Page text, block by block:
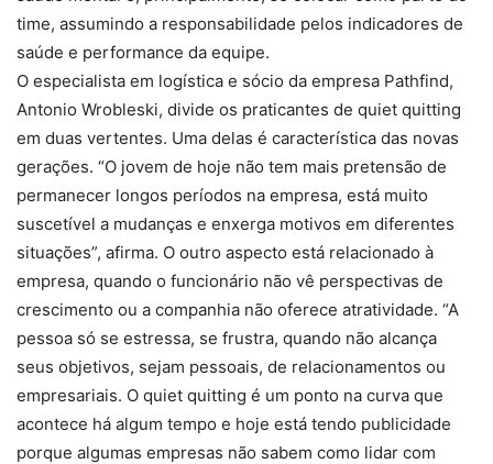
time, assumindo a responsabilidade pelos indicadores de
saúde e performance da equipe.
O especialista em logística e sócio da empresa Pathfind,
Antonio Wrobleski, divide os praticantes de quiet quitting
em duas vertentes. Uma delas é característica das novas
gerações. “O jovem de hoje não tem mais pretensão de
permanecer longos períodos na empresa, está muito
suscetível a mudanças e enxerga motivos em diferentes
situações”, afirma. O outro aspecto está relacionado à
empresa, quando o funcionário não vê perspectivas de
crescimento ou a companhia não oferece atratividade. “A
pessoa só se estressa, se frustra, quando não alcança
seus objetivos, sejam pessoais, de relacionamentos ou
empresariais. O quiet quitting é um ponto na curva que
acontece há algum tempo e hoje está tendo publicidade
porque algumas empresas não sabem como lidar com